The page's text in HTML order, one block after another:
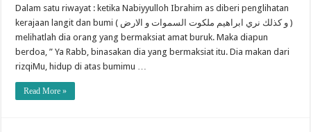
Dalam satu riwayat : ketika Nabiyyulloh Ibrahim as diberi penglihatan
kerajaan langit dan bumi ( و كذلك نري ابراهيم ملكوت السموات و الارض )
melihatlah dia orang yang bermaksiat amat buruk. Maka diapun
berdoa, ” Ya Rabb, binasakan dia yang bermaksiat itu. Dia makan dari
rizqiMu, hidup di atas bumimu …
Read More »